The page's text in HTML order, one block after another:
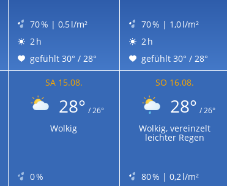
70 % | 0,5 l/m²
2 h
gefühlt 30° / 28°
70 % | 1,0 l/m²
2 h
gefühlt 30° / 28°
SA 15.08.
28° / 26°
Wolkig
0 %
SO 16.08.
28° / 26°
Wolkig, vereinzelt
leichter Regen
80 % | 0,2 l/m²